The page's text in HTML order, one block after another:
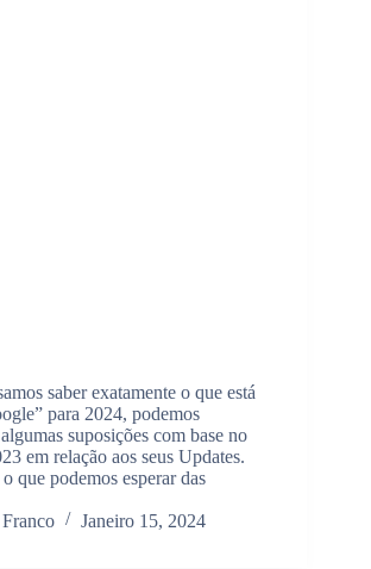
saber exatamente o que está
para 2024, podemos
suposições com base no
em relação aos seus Updates.
que podemos esperar das
Janeiro 15, 2024